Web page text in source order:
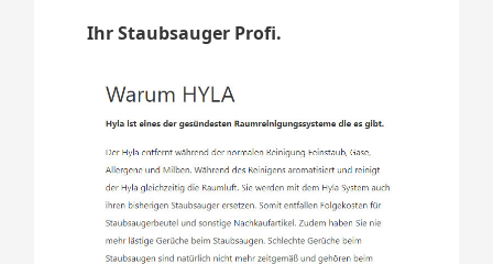
Ihr Staubsauger Profi.